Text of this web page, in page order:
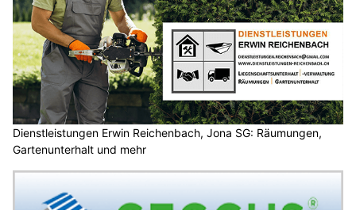
Dienstleistungen Erwin Reichenbach, Jona SG: Räumungen,
Gartenunterhalt und mehr